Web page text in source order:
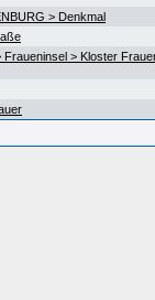
> Denkmal
Fraueninsel > Kloster